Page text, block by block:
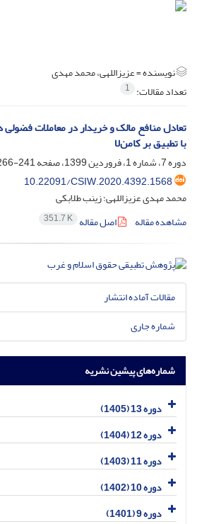
نویسنده =عزیزاللهی، محمد مهدی
تعداد مقالات: 1
تعادل منافع مالک و خریدار در معاملات فضولی
با تطبیق بر کامن‌لا
دوره 7، شماره 1، فروردین 1399، صفحه
241-266
10.22091/CSIW.2020.4392.1568
محمد مهدی عزیزاللهی؛ زینب طلابکی
مشاهده مقاله
اصل مقاله 351.7 K
مقالات آماده انتشار
شماره جاری
شماره‌های پیشین نشریه
دوره 13 (1405)
دوره 12 (1404)
دوره 11 (1403)
دوره 10 (1402)
دوره 9 (1401)